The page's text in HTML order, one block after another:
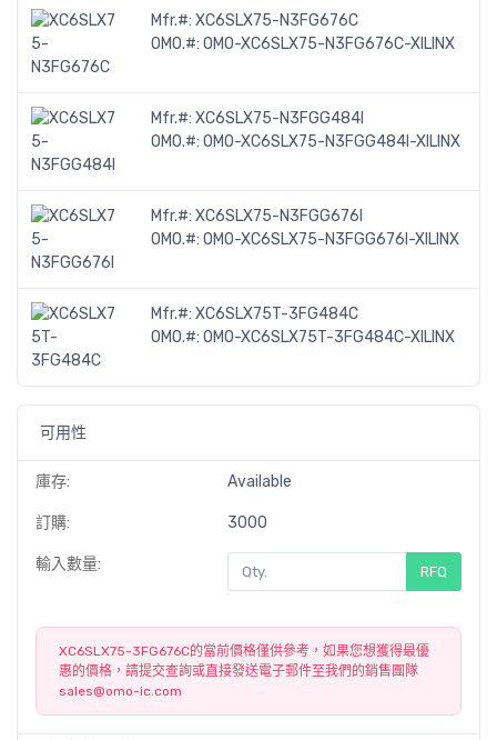
Mfr.#: XC6SLX75-N3FG676C
OMO.#: OMO-XC6SLX75-N3FG676C-XILINX
Mfr.#: XC6SLX75-N3FGG484I
OMO.#: OMO-XC6SLX75-N3FGG484I-XILINX
Mfr.#: XC6SLX75-N3FGG676I
OMO.#: OMO-XC6SLX75-N3FGG676I-XILINX
Mfr.#: XC6SLX75T-3FG484C
OMO.#: OMO-XC6SLX75T-3FG484C-XILINX
可用性
庫存: Available
訂購: 3000
輸入數量: RFQ
XC6SLX75-3FG676C的當前價格僅供參考，如果您想獲得最優
惠的價格，請提交查詢或直接發送電子郵件至我們的銷售團隊
sales@omo-ic.com